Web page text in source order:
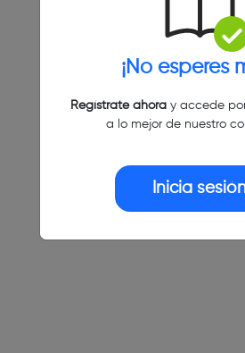
¡No esperes
Regístrate ahoray accede
a lo mejor de nuestro
Inicia